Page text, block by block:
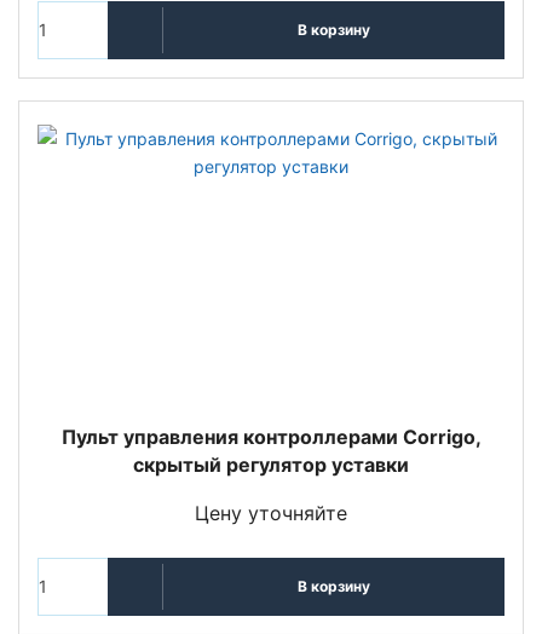
В корзину
Пульт управления контроллерами Corrigo,
скрытый регулятор уставки
Цену уточняйте
В корзину